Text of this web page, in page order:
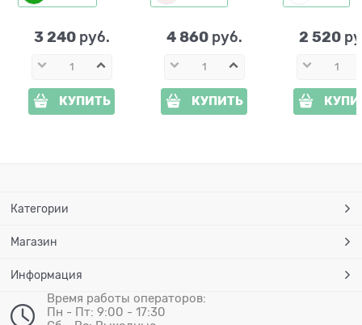
3 240 руб.
КУПИТЬ
4 860 руб.
КУПИТЬ
2 520
Категории
Магазин
Информация
Время работы операторов:
Пн - Пт: 9:00 - 17:30